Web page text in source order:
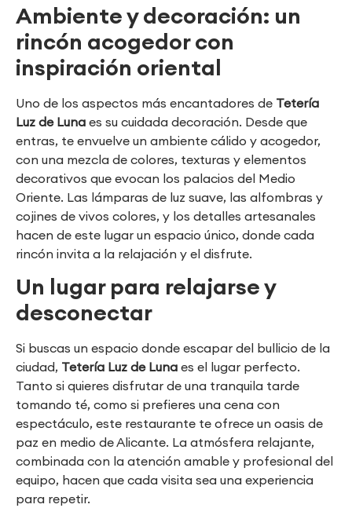
Ambiente y decoración: un
rincón acogedor con
inspiración oriental
Uno de los aspectos más encantadores de Tetería
Luz de Luna es su cuidada decoración. Desde que
entras, te envuelve un ambiente cálido y acogedor,
con una mezcla de colores, texturas y elementos
decorativos que evocan los palacios del Medio
Oriente. Las lámparas de luz suave, las alfombras y
cojines de vivos colores, y los detalles artesanales
hacen de este lugar un espacio único, donde cada
rincón invita a la relajación y el disfrute.
Un lugar para relajarse y
desconectar
Si buscas un espacio donde escapar del bullicio de la
ciudad, Tetería Luz de Luna es el lugar perfecto.
Tanto si quieres disfrutar de una tranquila tarde
tomando té, como si prefieres una cena con
espectáculo, este restaurante te ofrece un oasis de
paz en medio de Alicante. La atmósfera relajante,
combinada con la atención amable y profesional del
equipo, hacen que cada visita sea una experiencia
para repetir.